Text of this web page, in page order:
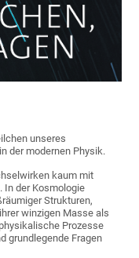
unseres
der modernen Physik.
kaum mit
In der Kosmologie
Strukturen,
winzigen Masse als
Prozesse
grundlegende Fragen